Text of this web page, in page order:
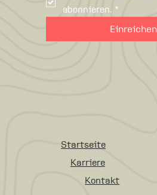
Startseite
Karriere
Kontakt
abonnieren. *
Einreichen